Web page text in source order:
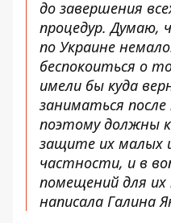
до завершения
процедур. Думаю,
по Украине
беспокоиться о
имели бы куда
заниматься
поэтому должны
защите их малых
частности, и в
помещений для их
написала Галина